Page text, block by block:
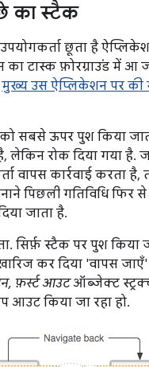
का स्टैक
छूता है
टास्क फ़ोरग्राउंड में आ
मुख्य उस ऐप्लिकेशन पर की
सबसे ऊपर पुश किया
लेकिन रोक दिया गया है.
कार्रवाई करता है,
पिछली गतिविधि फिर
जाता है.
सिर्फ़ स्टैक पर पुश
कर दिया 'वापस
फ़र्स्ट आउटऑब्जेक्ट
आउट किया जा रहा हो.